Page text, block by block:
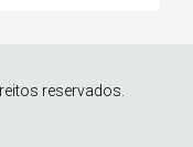
reservados.